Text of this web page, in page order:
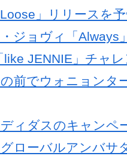
」リリースを
ジョヴィ「Always
JENNIE」チャ
前でウォニョンタ
ィダスのキャンペ
ローバルアンバサ